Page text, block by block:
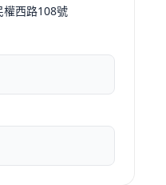
權西路108號